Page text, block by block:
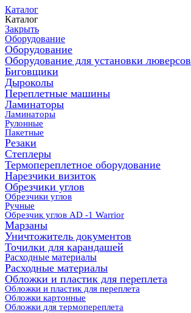
Каталог
Каталог
Закрыть
Оборудование
Оборудование
Оборудование для установки люверсов
Биговщики
Дыроколы
Переплетные машины
Ламинаторы
Ламинаторы
Рулонные
Пакетные
Резаки
Степлеры
Термопереплетное оборудование
Нарезчики визиток
Обрезчики углов
Обрезчики углов
Ручные
Обрезчик углов AD -1 Warrior
Марзаны
Уничтожитель документов
Точилки для карандашей
Расходные материалы
Расходные материалы
Обложки и пластик для переплета
Обложки и пластик для переплета
Обложки картонные
Обложки для термопереплета